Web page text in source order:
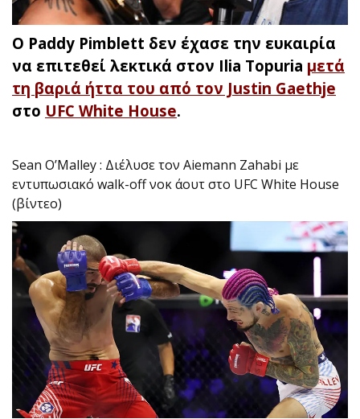
Ο Paddy Pimblett δεν έχασε την ευκαιρία
να επιτεθεί λεκτικά στον Ilia Topuria μετά
τη βαριά ήττα του από τον Justin Gaethje
στο UFC White House.
Sean O’Malley : Διέλυσε τον Aiemann Zahabi με
εντυπωσιακό walk-off νοκ άουτ στο UFC White House
(βίντεο)